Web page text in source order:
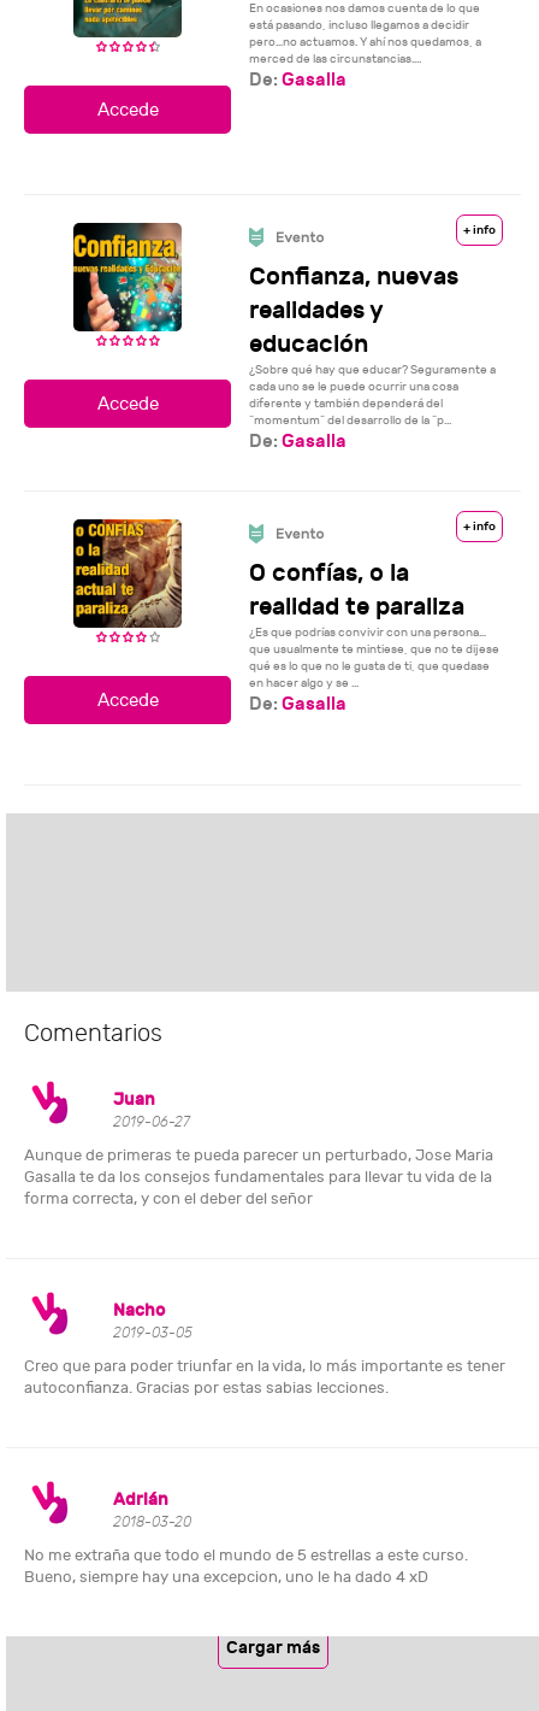
En ocasiones nos damos cuenta de lo que
está pasando, incluso llegamos a decidir
pero…no actuamos. Y ahí nos quedamos, a
merced de las circunstancias....
De:Gasalla
+ info
Confianza, nuevas
realidades y
educación
¿Sobre qué hay que educar? Seguramente a
cada uno se le puede ocurrir una cosa
diferente y también dependerá del
“momentum” del desarrollo de la “p...
De:Gasalla
+ info
O confías, o la
realidad te paraliza
¿Es que podrías convivir con una persona…
que usualmente te mintiese, que no te dijese
qué es lo que no le gusta de ti, que quedase
en hacer algo y se ...
De:Gasalla
Comentarios
Juan
2019-06-27
Aunque de primeras te pueda parecer un perturbado, Jose Maria
Gasalla te da los consejos fundamentales para llevar tu vida de la
forma correcta, y con el deber del señor
Nacho
2019-03-05
Creo que para poder triunfar en la vida, lo más importante es tener
autoconfianza. Gracias por estas sabias lecciones.
Adrián
2018-03-20
No me extraña que todo el mundo de 5 estrellas a este curso.
Bueno, siempre hay una excepcion, uno le ha dado 4 xD
Cargar más